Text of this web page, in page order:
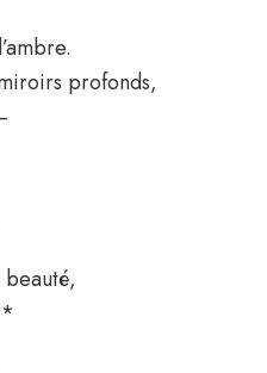
profonds,
beauté,